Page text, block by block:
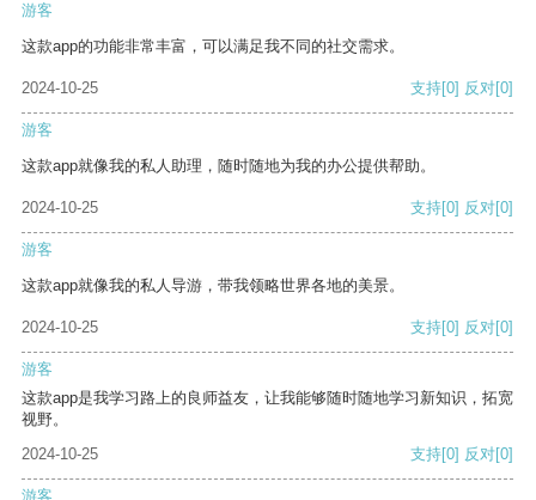
游客
这款app的功能非常丰富，可以满足我不同的社交需求。
2024-10-25 支持[0] 反对[0]
游客
这款app就像我的私人助理，随时随地为我的办公提供帮助。
2024-10-25 支持[0] 反对[0]
游客
这款app就像我的私人导游，带我领略世界各地的美景。
2024-10-25 支持[0] 反对[0]
游客
这款app是我学习路上的良师益友，让我能够随时随地学习新知识，拓宽
视野。
2024-10-25
支持[0] 反对[0]
游客